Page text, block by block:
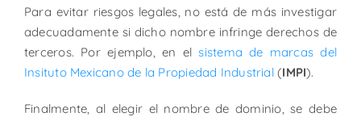
Para evitar riesgos legales, no está de más investigar
adecuadamente si dicho nombre infringe derechos de
terceros. Por ejemplo, en elsistema de marcas del
Insituto Mexicano de la Propiedad Industrial(IMPI).
Finalmente, al elegir el nombre de dominio, se debe